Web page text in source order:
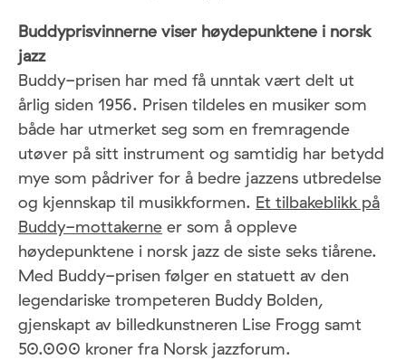
Buddyprisvinnerne viser høydepunktene i norsk
jazz
Buddy-prisen har med få unntak vært delt ut
årlig siden 1956. Prisen tildeles en musiker som
både har utmerket seg som en fremragende
utøver på sitt instrument og samtidig har betydd
mye som pådriver for å bedre jazzens utbredelse
og kjennskap til musikkformen. Et tilbakeblikk på
Buddy-mottakerne er som å oppleve
høydepunktene i norsk jazz de siste seks tiårene.
Med Buddy-prisen følger en statuett av den
legendariske trompeteren Buddy Bolden,
gjenskapt av billedkunstneren Lise Frogg samt
50.000 kroner fra Norsk jazzforum.